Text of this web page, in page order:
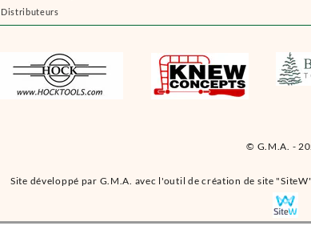
© G.M.A. -
Distributeurs
Site développé par G.M.A. avec l'outil de création de site